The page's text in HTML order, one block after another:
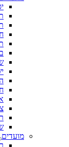
מועדים